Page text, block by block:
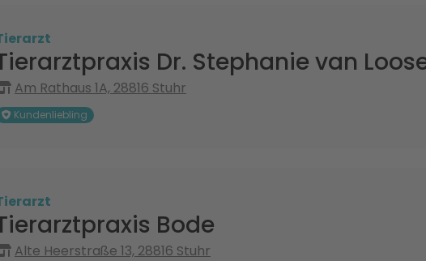
Dr. Stephanie van
Am Rathaus 1A, 28816 Stuhr
Kundenliebling
Bode
Alte Heerstraße 13, 28816 Stuhr